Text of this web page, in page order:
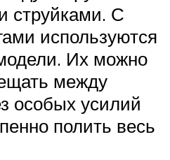
струйками. С
используются
Их можно
между
особых усилий
полить весь